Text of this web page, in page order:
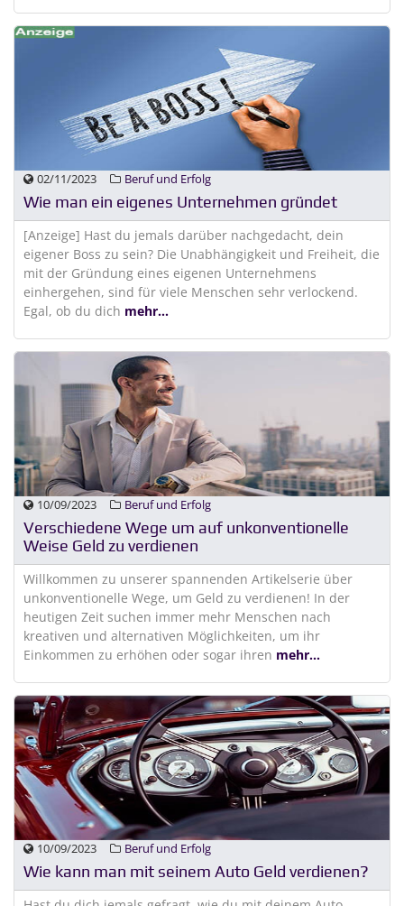
02/11/2023 Beruf und Erfolg
Wie man ein eigenes Unternehmen gründet
[Anzeige] Hast du jemals darüber nachgedacht, dein
eigener Boss zu sein? Die Unabhängigkeit und Freiheit, die
mit der Gründung eines eigenen Unternehmens
einhergehen, sind für viele Menschen sehr verlockend.
Egal, ob du dich mehr...
10/09/2023 Beruf und Erfolg
Verschiedene Wege um auf unkonventionelle
Weise Geld zu verdienen
Willkommen zu unserer spannenden Artikelserie über
unkonventionelle Wege, um Geld zu verdienen! In der
heutigen Zeit suchen immer mehr Menschen nach
kreativen und alternativen Möglichkeiten, um ihr
Einkommen zu erhöhen oder sogar ihren mehr...
10/09/2023 Beruf und Erfolg
Wie kann man mit seinem Auto Geld verdienen?